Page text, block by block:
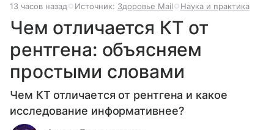
13 часов назад Источник: Здоровье Mail Наука и практика
Чем отличается КТ от
рентгена: объясняем
простыми словами
Чем КТ отличается от рентгена и какое
исследование информативнее?